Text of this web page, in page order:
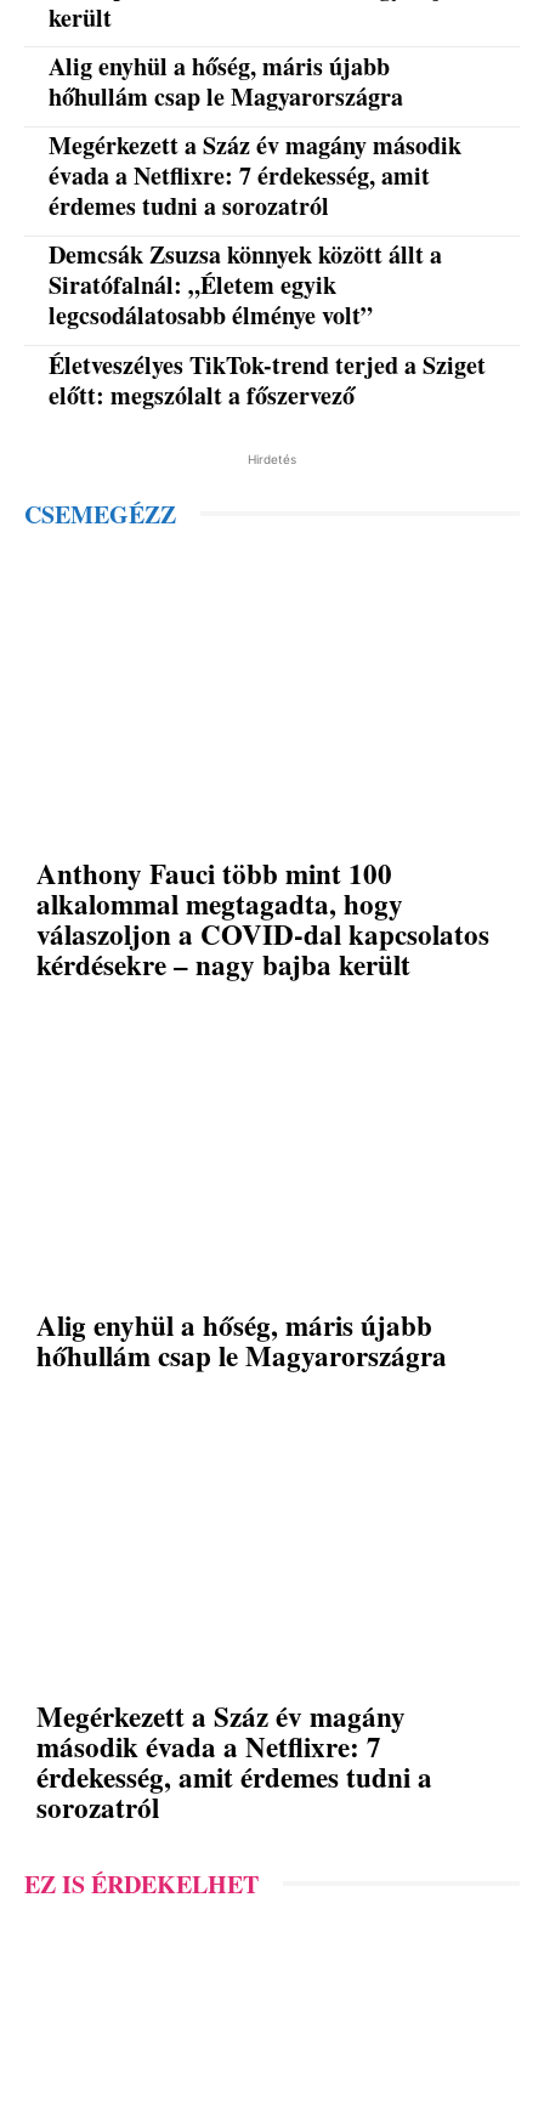
került
Alig enyhül a hőség, máris újabb
hőhullám csap le Magyarországra
Megérkezett a Száz év magány második
évada a Netflixre: 7 érdekesség, amit
érdemes tudni a sorozatról
Demcsák Zsuzsa könnyek között állt a
Siratófalnál: „Életem egyik
legcsodálatosabb élménye volt”
Életveszélyes TikTok-trend terjed a Sziget
előtt: megszólalt a főszervező
Hirdetés
CSEMEGÉZZ
Anthony Fauci több mint 100
alkalommal megtagadta, hogy
válaszoljon a COVID-dal kapcsolatos
kérdésekre – nagy bajba került
Alig enyhül a hőség, máris újabb
hőhullám csap le Magyarországra
Megérkezett a Száz év magány
második évada a Netflixre: 7
érdekesség, amit érdemes tudni a
sorozatról
EZ IS ÉRDEKELHET